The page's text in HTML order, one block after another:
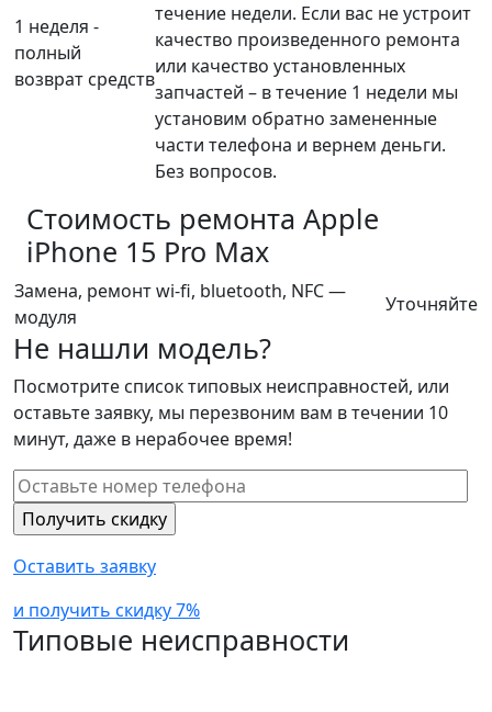
1 неделя -
полный
возврат средств
течение недели. Если вас не устроит
качество произведенного ремонта
или качество установленных
запчастей – в течение 1 недели мы
установим обратно замененные
части телефона и вернем деньги.
Без вопросов.
Стоимость ремонта Apple
iPhone 15 Pro Max
Замена, ремонт wi-fi, bluetooth, NFC —
модуля
Уточняйте
Не нашли модель?
Посмотрите список типовых неисправностей, или
оставьте заявку, мы перезвоним вам в течении 10
минут, даже в нерабочее время!
Оставить заявку
и получить скидку 7%
Типовые неисправности